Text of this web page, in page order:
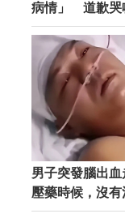
病情」 道歉哭
男子突發腦出
壓藥時候，沒有